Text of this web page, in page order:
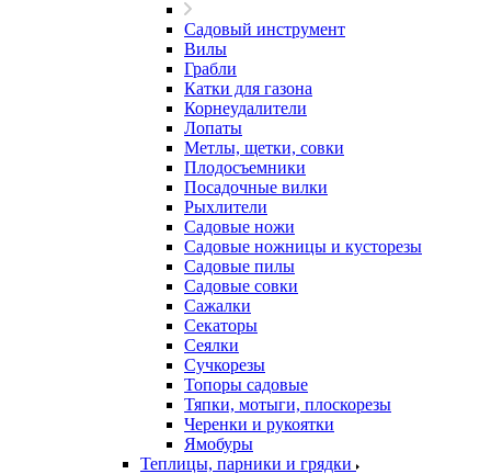
Садовый инструмент
Вилы
Грабли
Катки для газона
Корнеудалители
Лопаты
Метлы, щетки, совки
Плодосъемники
Посадочные вилки
Рыхлители
Садовые ножи
Садовые ножницы и кусторезы
Садовые пилы
Садовые совки
Сажалки
Секаторы
Сеялки
Сучкорезы
Топоры садовые
Тяпки, мотыги, плоскорезы
Черенки и рукоятки
Ямобуры
Теплицы, парники и грядки